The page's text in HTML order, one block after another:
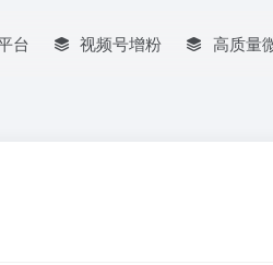
台 视频号增粉 高质量